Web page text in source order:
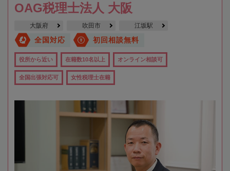
OAG税理士法人 大阪
大阪府 吹田市 江坂駅
全国対応 初回相談無料
役所から近い 在籍数10名以上 オンライン相談可
全国出張対応可 女性税理士在籍